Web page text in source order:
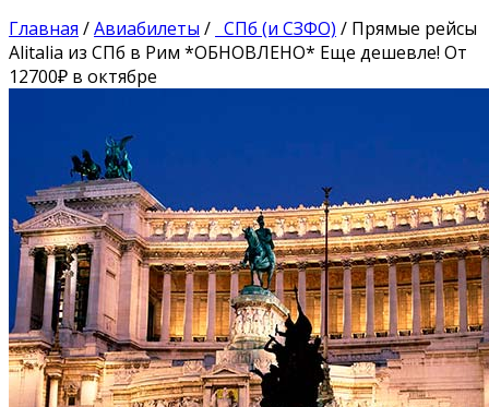
Главная /Авиабилеты / СПб (и СЗФО) / Прямые рейсы
Alitalia из СПб в Рим *ОБНОВЛЕНО* Еще дешевле! От
12700₽ в октябре